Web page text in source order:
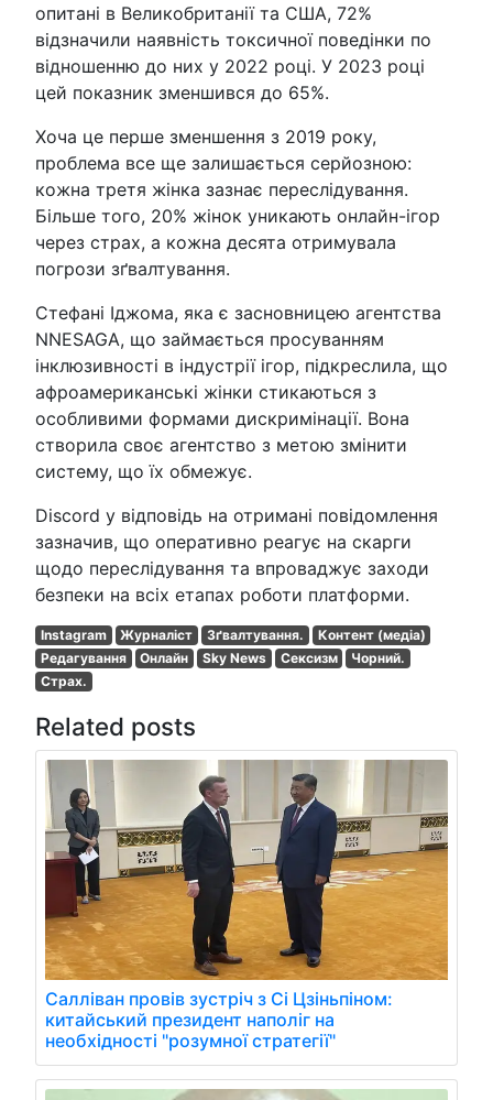
опитані в Великобританії та США, 72%
відзначили наявність токсичної поведінки по
відношенню до них у 2022 році. У 2023 році
цей показник зменшився до 65%.
Хоча це перше зменшення з 2019 року,
проблема все ще залишається серйозною:
кожна третя жінка зазнає переслідування.
Більше того, 20% жінок уникають онлайн-ігор
через страх, а кожна десята отримувала
погрози зґвалтування.
Стефані Іджома, яка є засновницею агентства
NNESAGA, що займається просуванням
інклюзивності в індустрії ігор, підкреслила, що
афроамериканські жінки стикаються з
особливими формами дискримінації. Вона
створила своє агентство з метою змінити
систему, що їх обмежує.
Discord у відповідь на отримані повідомлення
зазначив, що оперативно реагує на скарги
щодо переслідування та впроваджує заходи
безпеки на всіх етапах роботи платформи.
Instagram Журналіст Зґвалтування.
Контент (медіа)
Редагування
Онлайн Sky News Сексизм
Чорний.
Страх.
Related posts
Салліван провів зустріч з Сі Цзіньпіном:
китайський президент наполіг на
необхідності "розумної стратегії"